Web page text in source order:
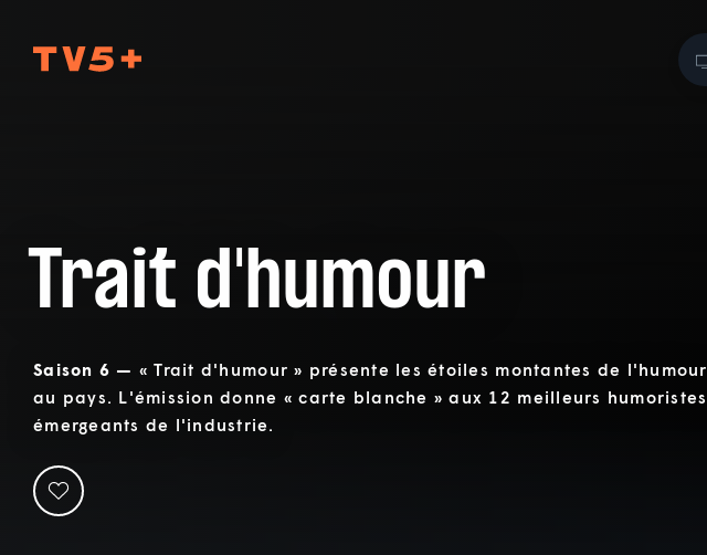
Trait d'humour
Saison 6 — « Trait d'humour » présente les étoiles montantes de l'humour
au pays. L'émission donne « carte blanche » aux 12 meilleurs humoristes
émergeants de l'industrie.